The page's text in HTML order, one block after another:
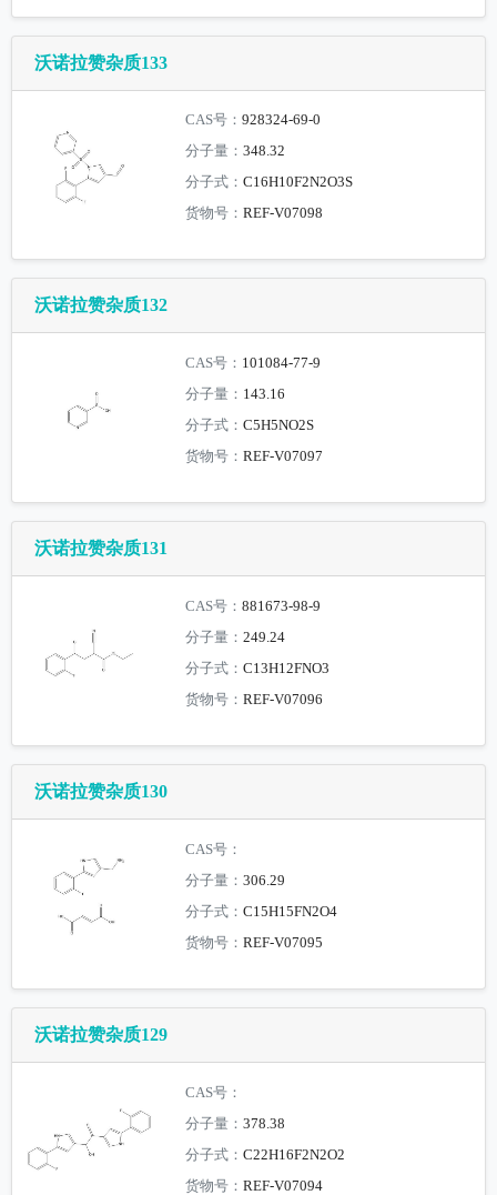
沃诺拉赞杂质133
CAS号：928324-69-0
分子量：348.32
分子式：C16H10F2N2O3S
货物号：REF-V07098
沃诺拉赞杂质132
CAS号： 101084-77-9
分子量： 143.16
分子式：C5H5NO2S
货物号：REF-V07097
沃诺拉赞杂质131
CAS号：881673-98-9
分子量：249.24
分子式：C13H12FNO3
货物号：REF-V07096
沃诺拉赞杂质130
CAS号：
分子量：306.29
分子式：C15H15FN2O4
货物号：REF-V07095
沃诺拉赞杂质129
CAS号：
分子量：378.38
分子式：C22H16F2N2O2
货物号：REF-V07094